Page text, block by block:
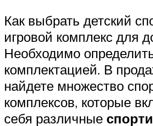
Как выбрать детский
игровой комплекс для
Необходимо
комплектацией. В
найдете множество
комплексов, которые
себя различные